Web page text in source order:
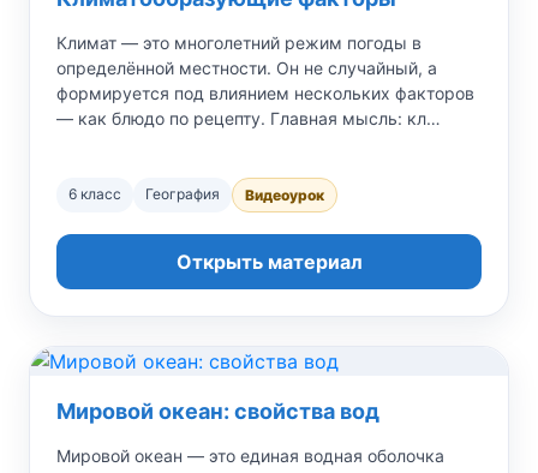
Климат — это многолетний режим погоды в
определённой местности. Он не случайный, а
формируется под влиянием нескольких факторов
— как блюдо по рецепту. Главная мысль: кл…
6 класс География Видеоурок
Открыть материал
Мировой океан: свойства вод
Мировой океан — это единая водная оболочка